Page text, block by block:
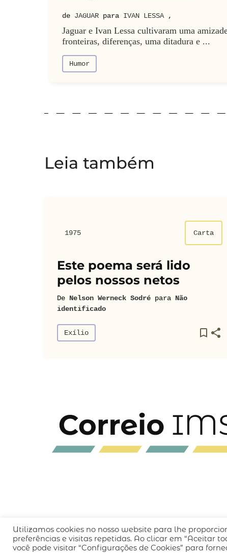
de JAGUAR para IVAN LESSA ,
Jaguar e Ivan Lessa cultivaram uma
fronteiras, diferenças, uma ditadura e ...
Humor
Leia também
1975 Carta
Este poema será lido
pelos nossos netos
De Nelson Werneck Sodré para Não
identificado
Exílio
QUEM SOMOS CÓDIGO DE CONDUTA
Utilizamos cookies no nosso website para lhe
preferências e visitas repetidas. Ao clicar em “Aceitar
você pode visitar “Configurações de Cookies” para